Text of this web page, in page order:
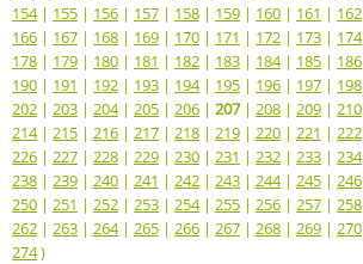
154| 155 | 156 | 157 | 158 | 159 | 160 | 161 | 162
166 | 167 | 168 | 169 | 170 | 171 | 172 | 173 | 174
178 | 179 | 180 | 181 | 182 | 183 | 184| 185 | 186
190 | 191 | 192 | 193 | 194| 195 | 196 | 197 | 198
202 | 203 | 204| 205 | 206 | 207| 208 | 209 | 210
214| 215 | 216 | 217 | 218 | 219 | 220 | 221 | 222
226 | 227 | 228 | 229 | 230 | 231 | 232 | 233 | 234
238 | 239 | 240 | 241 | 242 | 243 | 244| 245 | 246
250 | 251 | 252 | 253 | 254| 255 | 256 | 257 | 258
262 | 263 | 264| 265 | 266 | 267 | 268 | 269 | 270
274)